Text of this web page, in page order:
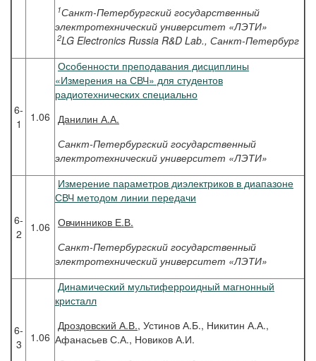
1Санкт-Петербургский государственный
электротехнический университет «ЛЭТИ»
2LG Electronics Russia R&D Lab., Санкт-Петербург
6-
1
1.06
Особенности преподавания дисциплины
«Измерения на СВЧ» для студентов
радиотехнических специально
Данилин А.А.
Санкт-Петербургский государственный
электротехнический университет «ЛЭТИ»
6-
2
1.06
Измерение параметров диэлектриков в диапазоне
СВЧ методом линии передачи
Овчинников Е.В.
Санкт-Петербургский государственный
электротехнический университет «ЛЭТИ»
6-
3
1.06
Динамический мультиферроидный магнонный
кристалл
Дроздовский А.В., Устинов А.Б., Никитин А.А.,
Афанасьев С.А., Новиков А.И.